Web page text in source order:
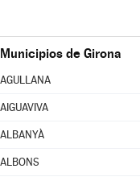
Municipios de Girona
AGULLANA
AIGUAVIVA
ALBANYÀ
ALBONS